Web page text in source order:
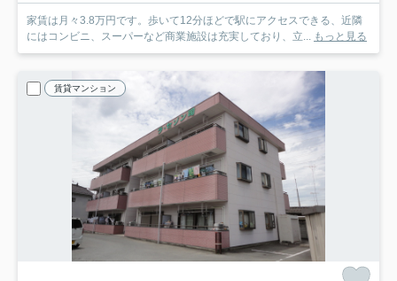
家賃は月々3.8万円です。歩いて12分ほどで駅にアクセスできる、近隣
にはコンビニ、スーパーなど商業施設は充実しており、立... もっと見る
賃貸マンション